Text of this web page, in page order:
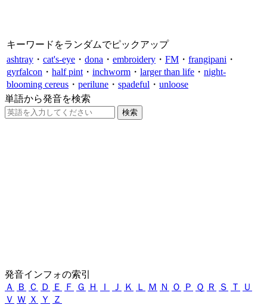
キーワードをランダムでピックアップ
ashtray ・ cat's-eye ・ dona ・ embroidery ・ FM ・ frangipani ・
gyrfalcon ・ half pint ・ inchworm ・ larger than life ・ night-
blooming cereus ・ perilune ・ spadeful ・ unloose
単語から発音を検索
発音インフォの索引
Ａ
Ｂ Ｃ Ｄ Ｅ Ｆ Ｇ Ｈ Ｉ Ｊ Ｋ Ｌ Ｍ Ｎ Ｏ Ｐ Ｑ Ｒ Ｓ Ｔ
Ｕ
Ｖ Ｗ Ｘ Ｙ Ｚ